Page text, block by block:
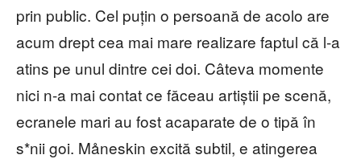
prin public. Cel puțin o persoană de acolo are
acum drept cea mai mare realizare faptul că l-a
atins pe unul dintre cei doi. Câteva momente
nici n-a mai contat ce făceau artiștii pe scenă,
ecranele mari au fost acaparate de o tipă în
s*nii goi. Måneskin excită subtil, e atingerea